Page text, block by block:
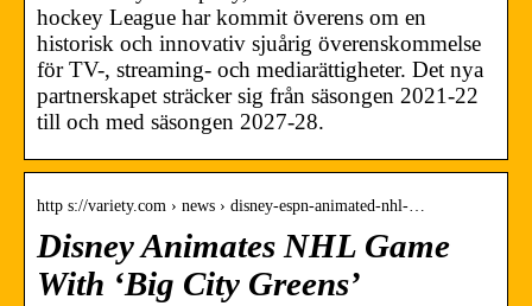
hockey League har kommit överens om en
historisk och innovativ sjuårig överenskommelse
för TV-, streaming- och mediarättigheter. Det nya
partnerskapet sträcker sig från säsongen 2021-22
till och med säsongen 2027-28.
http s://variety.com › news › disney-espn-animated-nhl-…
Disney Animates NHL Game
With ‘Big City Greens’